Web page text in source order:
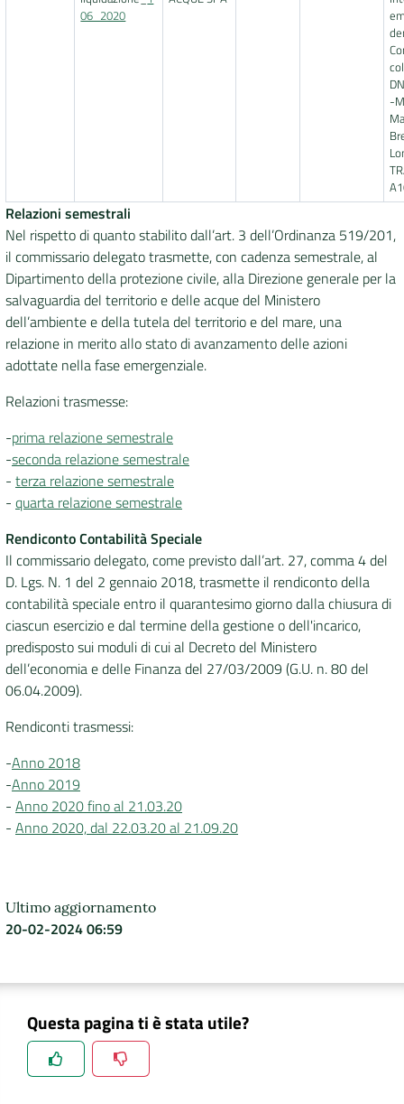
06_2020
-
Relazioni semestrali
Nel rispetto di quanto stabilito dall’art. 3 dell’Ordinanza 519/201,
il commissario delegato trasmette, con cadenza semestrale, al
Dipartimento della protezione civile, alla Direzione generale per la
salvaguardia del territorio e delle acque del Ministero
dell’ambiente e della tutela del territorio e del mare, una
relazione in merito allo stato di avanzamento delle azioni
adottate nella fase emergenziale.
Relazioni trasmesse:
-prima relazione semestrale
-seconda relazione semestrale
- terza relazione semestrale
- quarta relazione semestrale
Rendiconto Contabilità Speciale
Il commissario delegato, come previsto dall’art. 27, comma 4 del
D. Lgs. N. 1 del 2 gennaio 2018, trasmette il rendiconto della
contabilità speciale entro il quarantesimo giorno dalla chiusura di
ciascun esercizio e dal termine della gestione o dell'incarico,
predisposto sui moduli di cui al Decreto del Ministero
dell’economia e delle Finanza del 27/03/2009 (G.U. n. 80 del
06.04.2009).
Rendiconti trasmessi:
-Anno 2018
-Anno 2019
- Anno 2020 fino al 21.03.20
- Anno 2020, dal 22.03.20 al 21.09.20
Ultimo aggiornamento
20-02-2024 06:59
Questa pagina ti è stata utile?